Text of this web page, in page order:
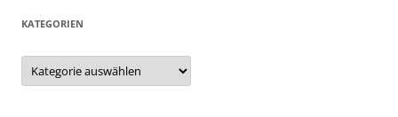
KATEGORIEN
Kategorien